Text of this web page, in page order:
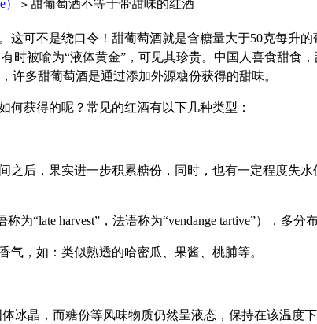
> 甜葡萄酒不等于带甜味的红酒
这可不是绕口令！甜葡萄酒就是含糖量大于50克每
时被喻为“液体黄金”，可见其珍贵。中国人喜食甜食
许多甜葡萄酒是通过添加外源糖份获得的甜味。
获得的呢？常见的红酒有以下几种类型：
后，果实进一步积累糖份，同时，也有一定程度失
称为“late harvest”，法语称为“vendange tartive”），多
，如：类似熟透的哈密瓜、果酱、桃脯等。
冰晶，而糖份等风味物质仍然呈液态，保持在该温度